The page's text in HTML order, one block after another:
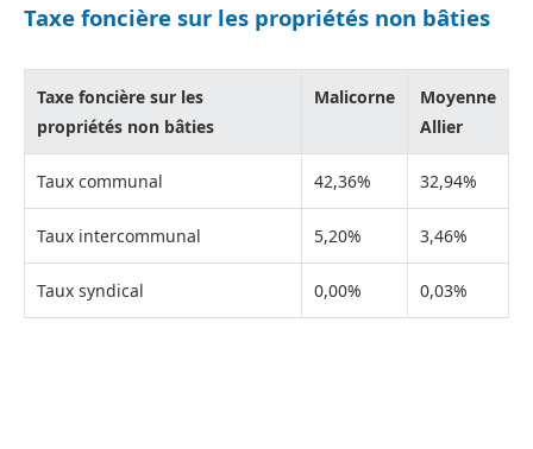
Taxe foncière sur les propriétés non bâties
Taxe foncière sur les
propriétés non bâties
Malicorne
Moyenne
Allier
Taux communal 42,36% 32,94%
Taux intercommunal 5,20% 3,46%
Taux syndical 0,00% 0,03%